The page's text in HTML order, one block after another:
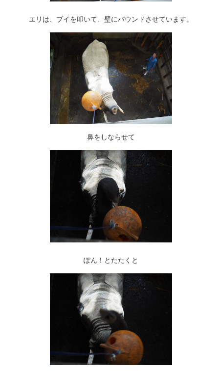
エリは、ブイを叩いて、壁にバウンドさせています。
鼻をしならせて
ぽん！とたたくと